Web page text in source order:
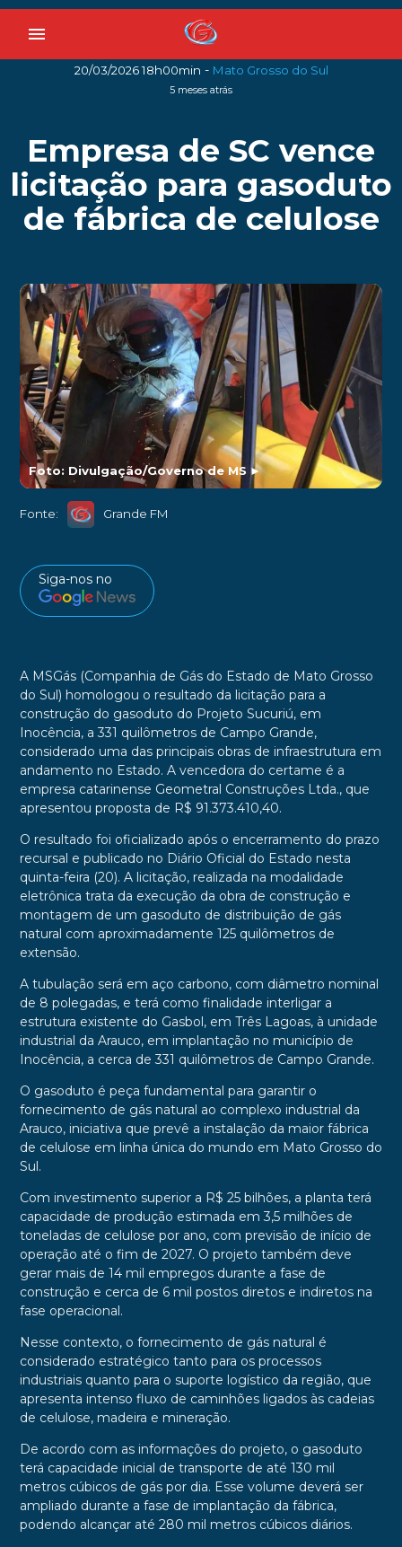
menu
20/03/2026 18h00min - Mato Grosso do Sul
5 meses atrás
Empresa de SC vence
licitação para gasoduto
de fábrica de celulose
Foto: Divulgação/Governo de MS ►
Fonte: Grande FM
Siga-nos no
A MSGás (Companhia de Gás do Estado de Mato Grosso
do Sul) homologou o resultado da licitação para a
construção do gasoduto do Projeto Sucuriú, em
Inocência, a 331 quilômetros de Campo Grande,
considerado uma das principais obras de infraestrutura em
andamento no Estado. A vencedora do certame é a
empresa catarinense Geometral Construções Ltda., que
apresentou proposta de R$ 91.373.410,40.
O resultado foi oficializado após o encerramento do prazo
recursal e publicado no Diário Oficial do Estado nesta
quinta-feira (20). A licitação, realizada na modalidade
eletrônica trata da execução da obra de construção e
montagem de um gasoduto de distribuição de gás
natural com aproximadamente 125 quilômetros de
extensão.
A tubulação será em aço carbono, com diâmetro nominal
de 8 polegadas, e terá como finalidade interligar a
estrutura existente do Gasbol, em Três Lagoas, à unidade
industrial da Arauco, em implantação no município de
Inocência, a cerca de 331 quilômetros de Campo Grande.
O gasoduto é peça fundamental para garantir o
fornecimento de gás natural ao complexo industrial da
Arauco, iniciativa que prevê a instalação da maior fábrica
de celulose em linha única do mundo em Mato Grosso do
Sul.
Com investimento superior a R$ 25 bilhões, a planta terá
capacidade de produção estimada em 3,5 milhões de
toneladas de celulose por ano, com previsão de início de
operação até o fim de 2027. O projeto também deve
gerar mais de 14 mil empregos durante a fase de
construção e cerca de 6 mil postos diretos e indiretos na
fase operacional.
Nesse contexto, o fornecimento de gás natural é
considerado estratégico tanto para os processos
industriais quanto para o suporte logístico da região, que
apresenta intenso fluxo de caminhões ligados às cadeias
de celulose, madeira e mineração.
De acordo com as informações do projeto, o gasoduto
terá capacidade inicial de transporte de até 130 mil
metros cúbicos de gás por dia. Esse volume deverá ser
ampliado durante a fase de implantação da fábrica,
podendo alcançar até 280 mil metros cúbicos diários.